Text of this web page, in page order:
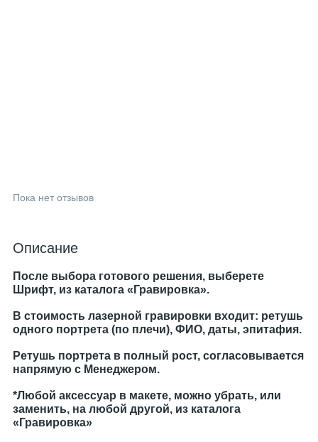
Пока нет отзывов
Описание
После выбора готового решения, выберете
Шрифт, из каталога «Гравировка».
В стоимость лазерной гравировки входит: ретушь
одного портрета (по плечи), ФИО, даты, эпитафия.
Ретушь портрета в полный рост, согласовывается
напрямую с Менеджером.
*Любой аксессуар в макете, можно убрать, или
заменить, на любой другой, из каталога
«Гравировка»